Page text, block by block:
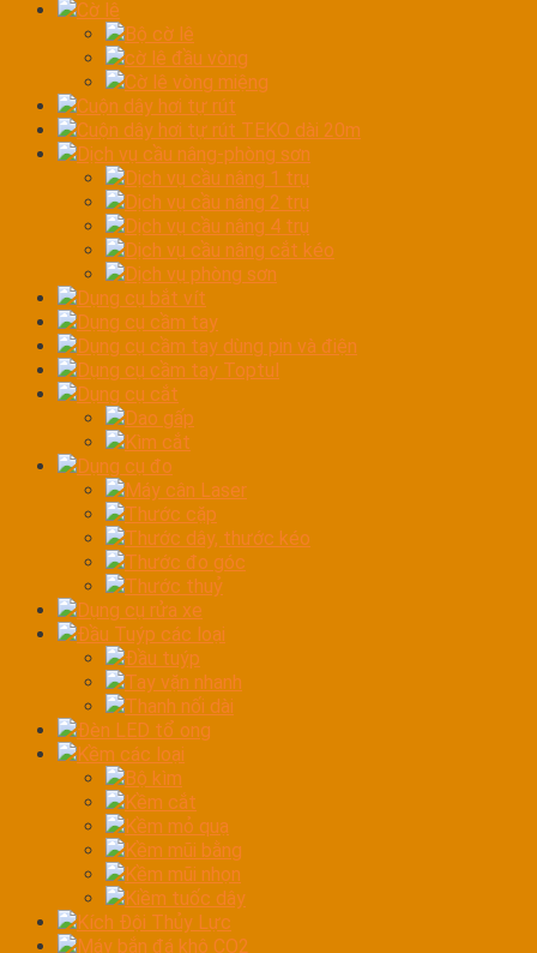
Cờ lê
Bộ cờ lê
cờ lê đầu vòng
Cờ lê vòng miệng
Cuộn dây hơi tự rút
Cuộn dây hơi tự rút TEKO dài 20m
Dịch vụ cầu nâng-phòng sơn
Dịch vụ cầu nâng 1 trụ
Dịch vụ cầu nâng 2 trụ
Dịch vụ cầu nâng 4 trụ
Dịch vụ cầu nâng cắt kéo
Dịch vụ phòng sơn
Dụng cụ bắt vít
Dụng cụ cầm tay
Dụng cụ cầm tay dùng pin và điện
Dụng cụ cầm tay Toptul
Dụng cụ cắt
Dao gấp
Kìm cắt
Dụng cụ đo
Máy cân Laser
Thước cặp
Thước dây, thước kéo
Thước đo góc
Thước thuỷ
Dụng cụ rửa xe
Đầu Tuýp các loại
Đầu tuýp
Tay vặn nhanh
Thanh nối dài
Đèn LED tổ ong
Kềm các loại
Bộ kìm
Kềm cắt
Kềm mỏ quạ
Kềm mũi bằng
Kềm mũi nhọn
Kiềm tuốc dây
Kích Đội Thủy Lực
Máy bắn đá khô CO2